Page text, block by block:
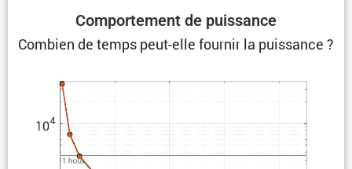
Compor­te­ment de puissance
Combien de temps peut-elle fournir la puissance ?